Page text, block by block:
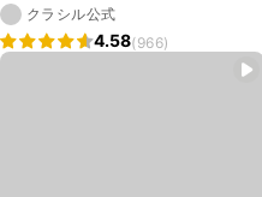
クラシル公式
4.58(966)